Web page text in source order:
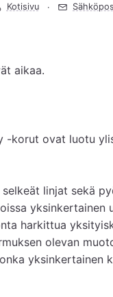
Kotisivu
aikaa.
-korut ovat luotu
linjat sekä
yksinkertainen
harkittua
olevan
yksinkertainen